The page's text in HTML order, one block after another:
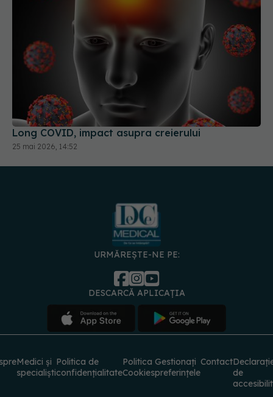
Long COVID, impact asupra creierului
25 mai 2026, 14:52
URMĂREȘTE-NE PE:
DESCARCĂ APLICAȚIA
Medici și
specialiști
Politica de
confidențialitate
Politica
Cookies
Gestionați
preferințele
Contact
de